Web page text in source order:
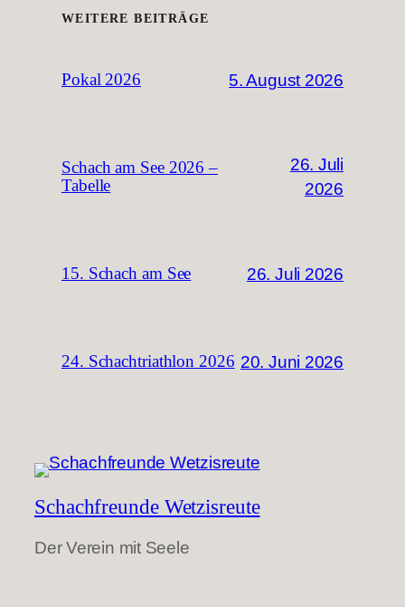
WEITERE BEITRÄGE
Pokal 2026 5. August 2026
Schach am See 2026 –
Tabelle
26. Juli
2026
15. Schach am See 26. Juli 2026
24. Schachtriathlon 2026 20. Juni 2026
Schachfreunde Wetzisreute
Der Verein mit Seele